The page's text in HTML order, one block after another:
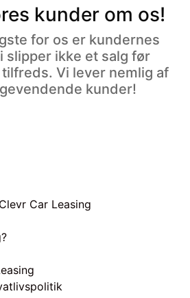
kunder om os!
for os er kundernes
slipper ikke et salg før
Vi lever nemlig af
kunder!
Car Leasing